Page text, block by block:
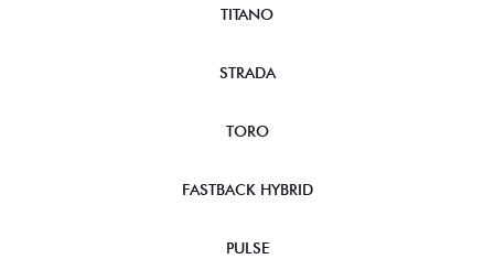
TITANO
STRADA
TORO
FASTBACK HYBRID
PULSE